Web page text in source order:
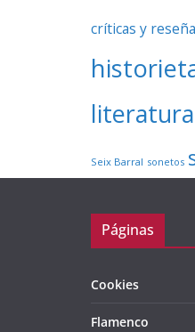
críticas y
literatura
Seix Barral sonetos
Páginas
Cookies
Flamenco